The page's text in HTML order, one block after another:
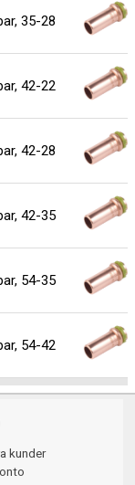
35-28
42-22
42-28
42-35
54-35
54-42
kunder